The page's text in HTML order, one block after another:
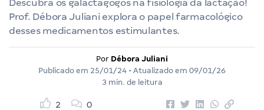
Descubra os galactagogos na fisiologia da lactação!
Prof. Débora Juliani explora o papel farmacológico
desses medicamentos estimulantes.
Por Débora Juliani
Publicado em 25/01/24 • Atualizado em 09/01/26
3 min. de leitura
2 0